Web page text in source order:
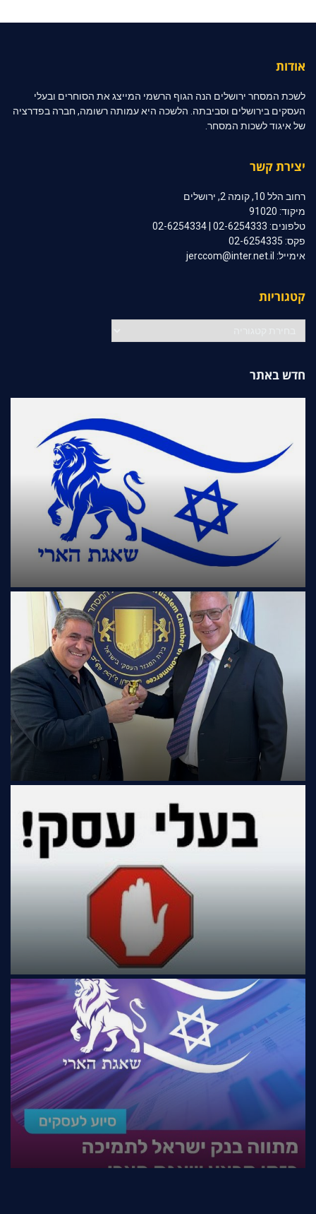
אודות
לשכת המסחר ירושלים הנה הגוף הרשמי המייצג את הסוחרים ובעלי
העסקים בירושלים וסביבתה. הלשכה היא עמותה רשומה, חברה בפדרציה
של איגוד לשכות המסחר.
יצירת קשר
רחוב הלל 10, קומה 2, ירושלים
מיקוד: 91020
טלפונים: 02-6254333 | 02-6254334
פקס: 02-6254335
אימייל: jerccom@inter.net.il
קטגוריות
חדש באתר